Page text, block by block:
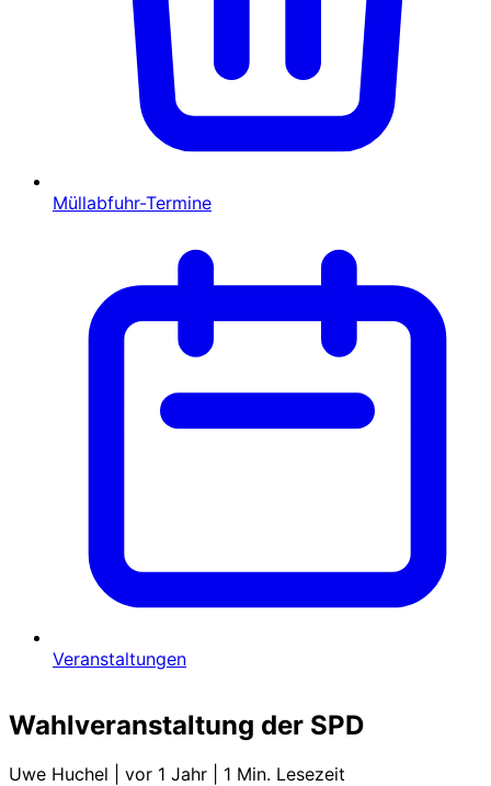
Müllabfuhr-Termine
Veranstaltungen
Wahlveranstaltung der SPD
Uwe Huchel vor 1 Jahr 1 Min. Lesezeit